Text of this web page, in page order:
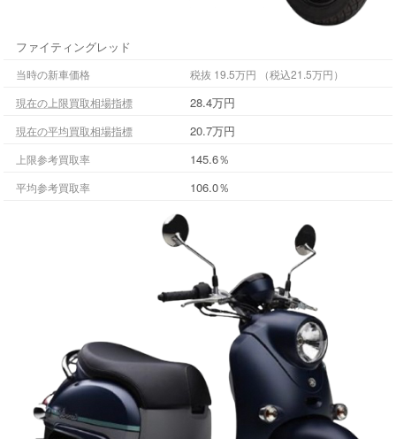
ファイティングレッド
当時の新車価格
税抜 19.5万円 （税込21.5万円）
現在の上限買取相場指標
28.4万円
現在の平均買取相場指標 20.7万円
上限参考買取率 145.6％
平均参考買取率 106.0％